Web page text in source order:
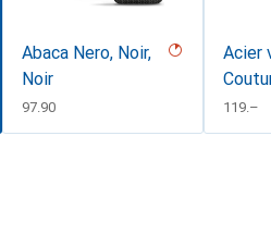
Abaca Nero, Noir,
Noir
CHF
97.90
Acier
CHF
119.–